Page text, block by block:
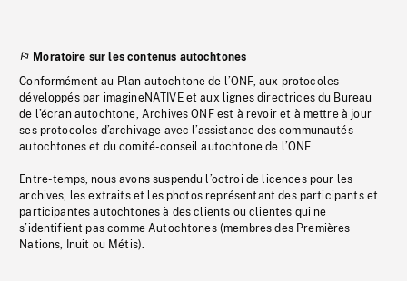
Moratoire sur les contenus autochtones
Conformément au Plan autochtone de l’ONF, aux protocoles
développés par imagineNATIVE et aux lignes directrices du Bureau
de l’écran autochtone, Archives ONF est à revoir et à mettre à jour
ses protocoles d’archivage avec l’assistance des communautés
autochtones et du comité-conseil autochtone de l’ONF.
Entre-temps, nous avons suspendu l’octroi de licences pour les
archives, les extraits et les photos représentant des participants et
participantes autochtones à des clients ou clientes qui ne
s’identifient pas comme Autochtones (membres des Premières
Nations, Inuit ou Métis).